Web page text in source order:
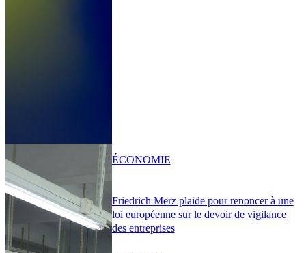
Friedrich Merz plaide pour renoncer à une
loi européenne sur le devoir de vigilance
des entreprises
ÉCONOMIE